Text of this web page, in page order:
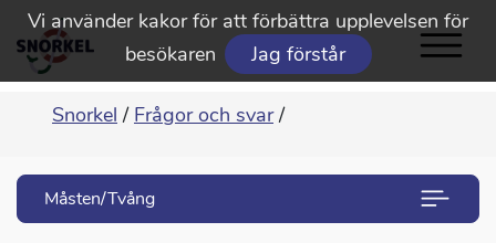
Vi använder kakor för att förbättra upplevelsen för
besökaren
Jag förstår
Snorkel / Frågor och svar /
Måsten/Tvång